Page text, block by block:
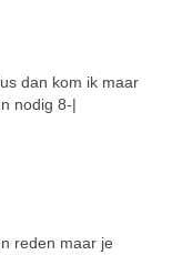
dan kom ik maar
nodig 8-|
reden maar je